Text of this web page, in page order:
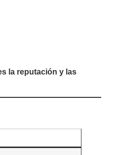
la reputación y las